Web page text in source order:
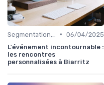
• 06/04/2025
L'événement incontournable :
les rencontres
personnalisées à Biarritz